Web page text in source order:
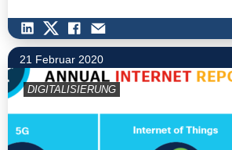
21 Februar 2020
DIGITALISIERUNG